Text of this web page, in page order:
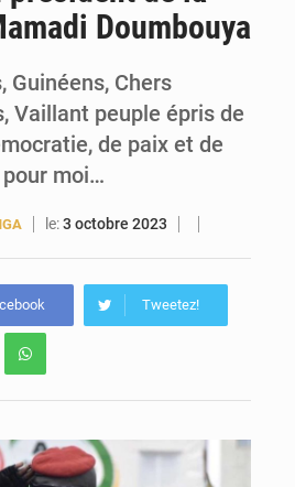
Forces Vives en Guinée : la coalition critique la gestion de Mamadi Doumbouya
Doumbouya
Guinéens, Chers
Vaillant peuple épris de
de paix et de
pour moi…
le:3 octobre 2023
Tweetez!